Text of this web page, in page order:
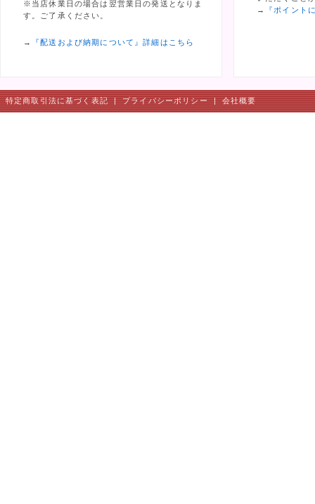
特定商取引法に基づく表記 | プライバシーポリシー | 会社概要
※当店休業日の場合は翌営業日の発送となりま
す。ご了承ください。
→ 『配送および納期について』詳細はこちら
→
『ポイント